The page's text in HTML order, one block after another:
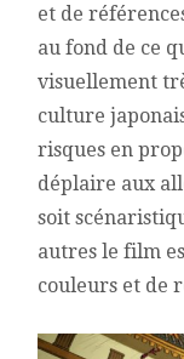
et de
au fond de ce
visuellement
culture
risques en
déplaire aux
soit
autres le film
couleurs et de